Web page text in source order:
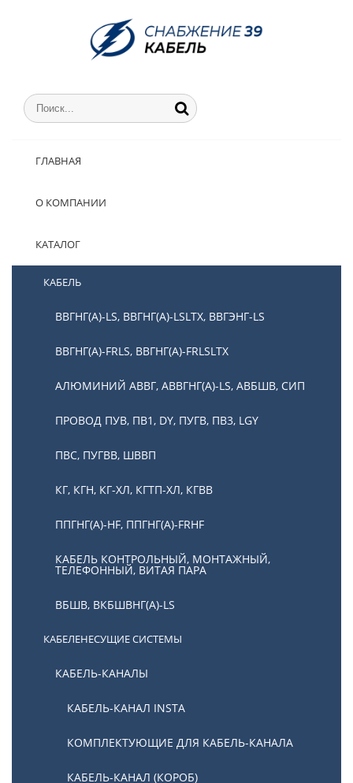
ГЛАВНАЯ
О КОМПАНИИ
КАТАЛОГ
КАБЕЛЬ
ВВГНГ(А)-LS, ВВГНГ(А)-LSLTX, ВВГЭНГ-LS
ВВГНГ(А)-FRLS, ВВГНГ(А)-FRLSLTX
АЛЮМИНИЙ АВВГ, АВВГНГ(А)-LS, АВБШВ, СИП
ПРОВОД ПУВ, ПВ1, DY, ПУГВ, ПВ3, LGY
ПВС, ПУГВВ, ШВВП
КГ, КГН, КГ-ХЛ, КГТП-ХЛ, КГВВ
ППГНГ(А)-HF, ППГНГ(А)-FRHF
КАБЕЛЬ КОНТРОЛЬНЫЙ, МОНТАЖНЫЙ,
ТЕЛЕФОННЫЙ, ВИТАЯ ПАРА
ВБШВ, ВКБШВНГ(А)-LS
КАБЕЛЕНЕСУЩИЕ СИСТЕМЫ
КАБЕЛЬ-КАНАЛЫ
КАБЕЛЬ-КАНАЛ INSTA
КОМПЛЕКТУЮЩИЕ ДЛЯ КАБЕЛЬ-КАНАЛА
КАБЕЛЬ-КАНАЛ (КОРОБ)